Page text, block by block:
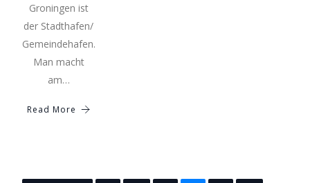
Groningen ist
der Stadthafen/
Gemeindehafen.
Man macht
am…
Read More